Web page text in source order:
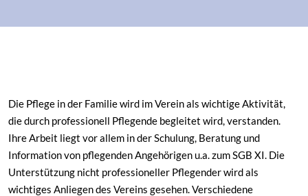
Die Pflege in der Familie wird im Verein als wichtige Aktivität,
die durch professionell Pflegende begleitet wird, verstanden.
Ihre Arbeit liegt vor allem in der Schulung, Beratung und
Information von pflegenden Angehörigen u.a. zum SGB XI. Die
Unterstützung nicht professioneller Pflegender wird als
wichtiges Anliegen des Vereins gesehen. Verschiedene